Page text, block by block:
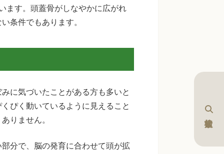
ます。頭蓋骨がしなやかに広がれ
条件でもあります。
に気づいたことがある方も多いと
ぴく動いているように見えること
りません。
分で、脳の発育に合わせて頭が拡